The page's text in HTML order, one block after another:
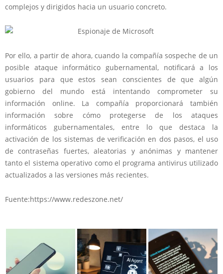
complejos y dirigidos hacia un usuario concreto.
Por ello, a partir de ahora, cuando la compañía sospeche de un
posible ataque informático gubernamental, notificará a los
usuarios para que estos sean conscientes de que algún
gobierno del mundo está intentando comprometer su
información online. La compañía proporcionará también
información sobre cómo protegerse de los ataques
informáticos gubernamentales, entre lo que destaca la
activación de los sistemas de verificación en dos pasos, el uso
de contraseñas fuertes, aleatorias y anónimas y mantener
tanto el sistema operativo como el programa antivirus utilizado
actualizados a las versiones más recientes.
Fuente:https://www.redeszone.net/